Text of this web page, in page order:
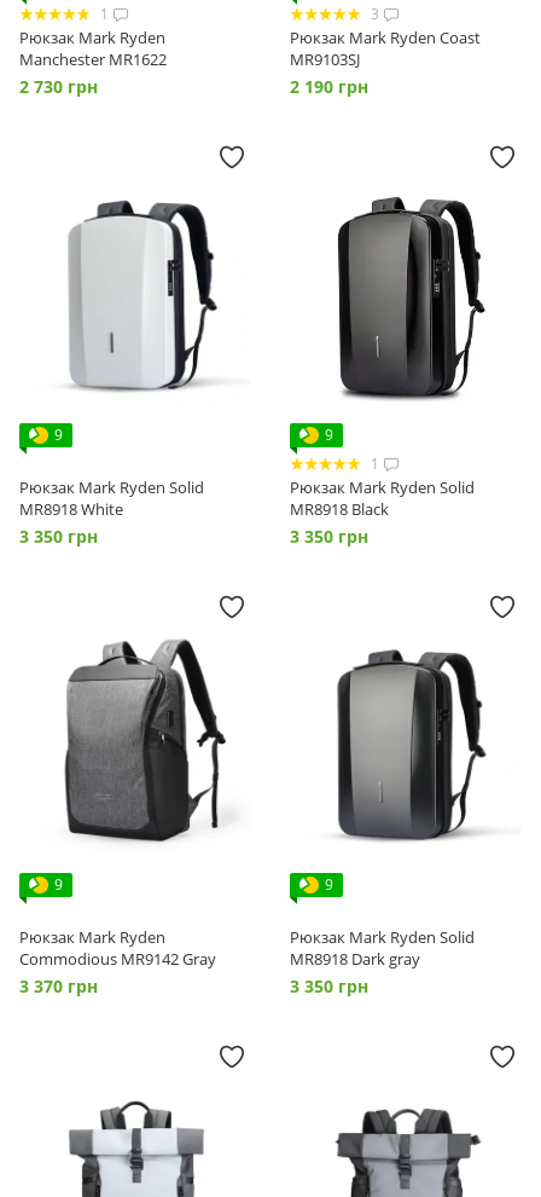
1
Рюкзак Mark Ryden
Manchester MR1622
2 730 грн
3
Рюкзак Mark Ryden Coast
MR9103SJ
2 190 грн
9
Рюкзак Mark Ryden Solid
MR8918 White
3 350 грн
9
1
Рюкзак Mark Ryden Solid
MR8918 Black
3 350 грн
9
Рюкзак Mark Ryden
Commodious MR9142 Gray
3 370 грн
9
Рюкзак Mark Ryden Solid
MR8918 Dark gray
3 350 грн